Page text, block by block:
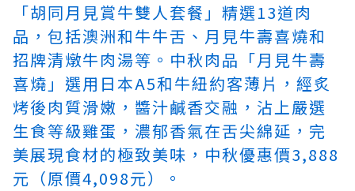
「胡同月見賞牛雙人套餐」精選13道肉
品，包括澳洲和牛牛舌、月見牛壽喜燒和
招牌清燉牛肉湯等。中秋肉品「月見牛壽
喜燒」選用日本A5和牛紐約客薄片，經炙
烤後肉質滑嫩，醬汁鹹香交融，沾上嚴選
生食等級雞蛋，濃郁香氣在舌尖綿延，完
美展現食材的極致美味，中秋優惠價3,888
元（原價4,098元）。